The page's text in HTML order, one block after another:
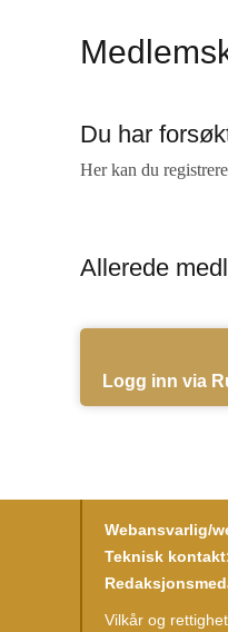
Du har
Her kan du
Allerede
Logg inn via
Webansvarlig/
Teknisk
Vilkår og